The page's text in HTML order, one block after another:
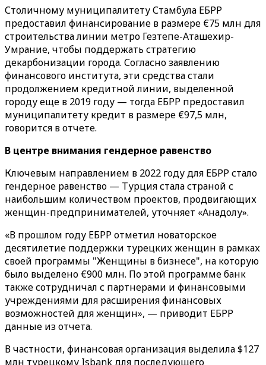
Столичному муниципалитету Стамбула ЕБРР
предоставил финансирование в размере €75 млн для
строительства линии метро Гезтепе-Аташехир-
Умрание, чтобы поддержать стратегию
декарбонизации города. Согласно заявлению
финансового института, эти средства стали
продолжением кредитной линии, выделенной
городу еще в 2019 году — тогда ЕБРР предоставил
муниципалитету кредит в размере €97,5 млн,
говорится в отчете.
В центре внимания гендерное равенство
Ключевым направлением в 2022 году для ЕБРР стало
гендерное равенство — Турция стала страной с
наибольшим количеством проектов, продвигающих
женщин-предпринимателей, уточняет «‎Анадолу»‎.
«В прошлом году ЕБРР отметил новаторское
десятилетие поддержки турецких женщин в рамках
своей программы "Женщины в бизнесе", на которую
было выделено €900 млн. По этой программе банк
также сотрудничал с партнерами и финансовыми
учреждениями для расширения финансовых
возможностей для женщин», — приводит ЕБРР
данные из отчета.
В частности, финансовая организация выделила $127
млн турецкому Isbank для последующего